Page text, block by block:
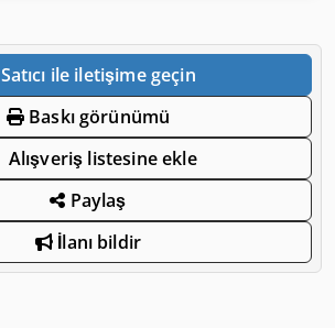
Satıcı ile iletişime geçin
Baskı görünümü
Alışveriş listesine ekle
Paylaş
İlanı bildir